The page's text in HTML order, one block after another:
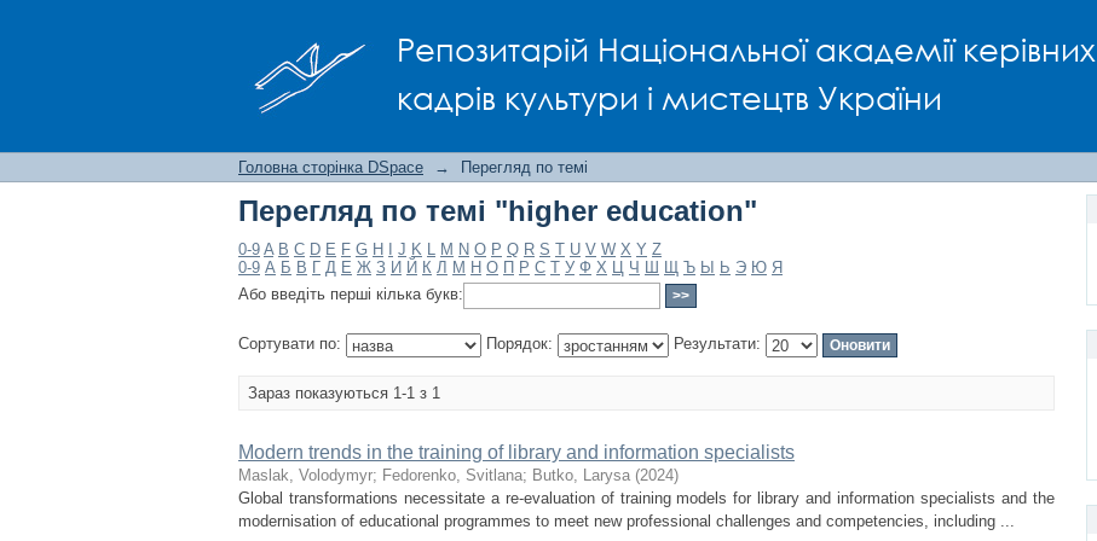
Репозитарій Національної академії керівних
кадрів культури і мистецтв України
Головна сторінка DSpace → Перегляд по темі
Перегляд по темі "higher education"
0-9 A B C D E F G H J K L M N O P Q R S T U V W X Y Z
0-9 А Б В Г Д Е Ж З И Й К Л М Н О П Р С Т У Ф Х Ц Ч Ш Щ Ъ Ы Ь Э Ю Я
Або введіть перші кілька букв:
Сортувати по: Порядок: Результати:
Зараз показуються 1-1 з 1
Modern trends in the training of library and information specialists
Maslak, Volodymyr; Fedorenko, Svitlana; Butko, Larysa (2024)
Global transformations necessitate a re-evaluation of training models for library and information specialists and the
modernisation of educational programmes to meet new professional challenges and competencies, including ...